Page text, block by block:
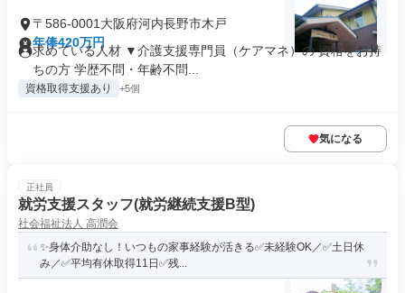
〒586-0001大阪府河内長野市木戸
年俸420万円
求めている人材 ▼介護支援専門員（ケアマネ）の 資格をお持
ちの方 学歴不問・年齢不問...
資格取得支援あり +5個
気になる
正社員
就労支援スタッフ(就労継続支援B型)
社会福祉法人 高潤会
✨身体介助なし！いつもの家事経験が活きる✅未経験OK／✅土日休
み／✅平均有休取得11日✅残...